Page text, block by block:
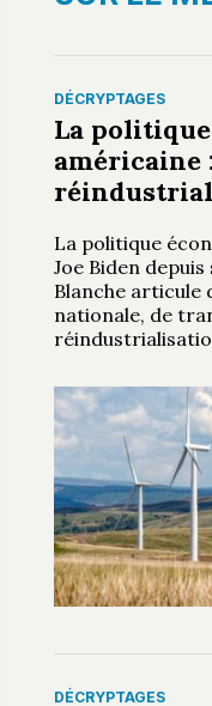
DÉCRYPTAGES
La
américaine
La politique
Joe Biden
Blanche articule
nationale, de
DÉCRYPTAGES